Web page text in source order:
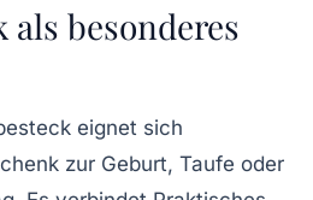
besonderes
eignet sich
zur Geburt, Taufe oder